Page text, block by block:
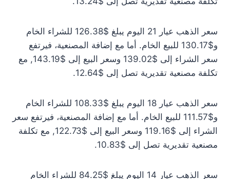
سعر الذهب عيار 21 اليوم يبلغ $126.38 للشراء الخام
و$130.17 للبيع الخام. أما مع إضافة المصنعية، فيرتفع
سعر الشراء إلى $139.02 وسعر البيع إلى $143.19, مع
تكلفة مصنعية تقديرية تصل إلى $12.64.
سعر الذهب عيار 18 اليوم يبلغ $108.33 للشراء الخام
و$111.57 للبيع الخام. أما مع إضافة المصنعية، فيرتفع سعر
الشراء إلى $119.16 وسعر البيع إلى $122.73, مع تكلفة
مصنعية تقديرية تصل إلى $10.83.
سعر الذهب عيار 14 اليوم يبلغ $84.25 للشراء الخام